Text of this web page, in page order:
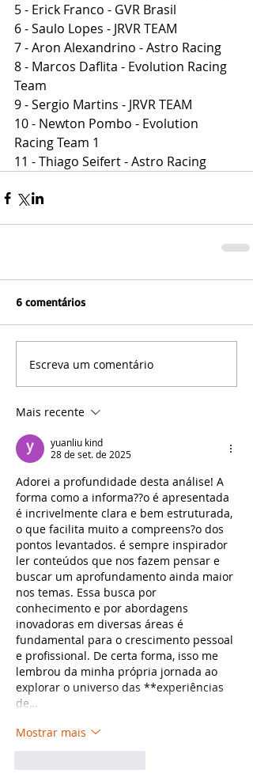
5 - Erick Franco - GVR Brasil
6 - Saulo Lopes - JRVR TEAM
7 - Aron Alexandrino - Astro Racing
8 - Marcos Daflita - Evolution Racing
Team
9 - Sergio Martins - JRVR TEAM
10 - Newton Pombo - Evolution
Racing Team 1
11 - Thiago Seifert - Astro Racing
6 comentários
Escreva um comentário
Mais recente
yuanliu kind
28 de set. de 2025
Adorei a profundidade desta análise! A
forma como a informa??o é apresentada
é incrivelmente clara e bem estruturada,
o que facilita muito a compreens?o dos
pontos levantados. é sempre inspirador
ler conteúdos que nos fazem pensar e
buscar um aprofundamento ainda maior
nos temas. Essa busca por
conhecimento e por abordagens
inovadoras em diversas áreas é
fundamental para o crescimento pessoal
e profissional. De certa forma, isso me
lembrou da minha própria jornada ao
explorar o universo das **experiências
de…
Mostrar mais